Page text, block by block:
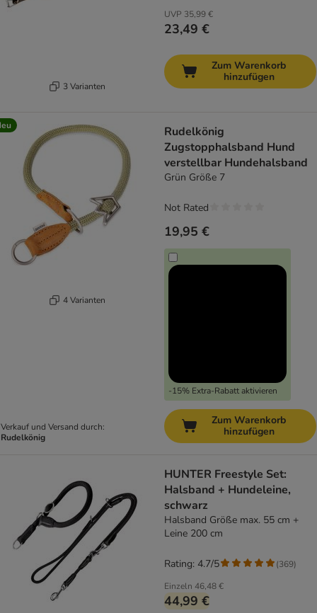
3 Varianten
UVP 35,99 €
23,49 €
Zum Warenkorb
hinzufügen
4 Varianten
Verkauf und Versand durch:
Rudelkönig
Rudelkönig
Zugstopphalsband Hund
verstellbar Hundehalsband
Grün Größe 7
19,95 €
-15% Extra-Rabatt aktivieren
Not Rated
Zum Warenkorb
hinzufügen
HUNTER Freestyle Set:
Halsband + Hundeleine,
schwarz
Halsband Größe max. 55 cm +
Leine 200 cm
Einzeln 46,48 €
44,99 €
Rating: 4.7/5 (369)